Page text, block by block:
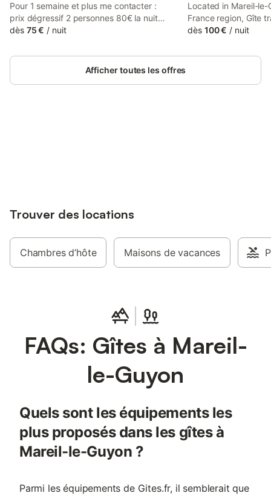
Pour 1 semaine et plus me contacter :
prix dégressif 2 personnes 80€ la nuit
Jacques et Annie seront heureux de vous
terrasse. À 3 km de Montfort-l'Amaury,
entre Versailles et Rambouillet, et à 40
dès 75 € / nuit
Located in Mareil-le-
France region, Gîte
terrasse privée et
holiday home is 23
dès 100 € / nuit
Afficher toutes les offres
Trouver des locations
Chambres d’hôte Maisons de vacances
FAQs: Gîtes à Mareil-
le-Guyon
Quels sont les équipements les
plus proposés dans les gîtes à
Mareil-le-Guyon ?
Parmi les équipements de Gites.fr, il semblerait que